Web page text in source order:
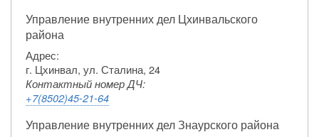
Управление внутренних дел Цхинвальского
района
Адрес:
г. Цхинвал, ул. Сталина, 24
Контактный номер ДЧ:
+7(8502)45-21-64
Управление внутренних дел Знаурского района